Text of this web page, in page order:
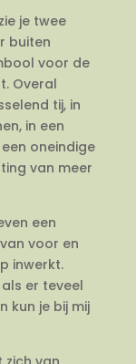
je twee
buiten
voor de
Overal
tij, in
in een
oneindige
van meer
een
voor en
inwerkt.
er teveel
kun je bij mij